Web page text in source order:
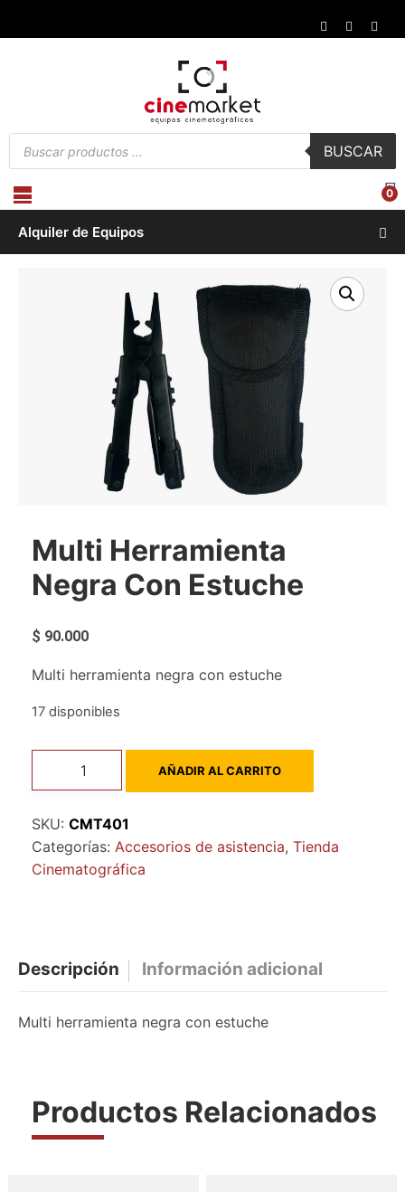
de
productos
BUSCAR
0
Alquiler de Equipos
Multi Herramienta
Negra Con Estuche
$ 90.000
Multi herramienta negra con estuche
17 disponibles
con
estuche
cantidad
AÑADIR AL CARRITO
SKU: CMT401
Categorías: Accesorios de asistencia, Tienda
Cinematográfica
Descripción Información adicional
Multi herramienta negra con estuche
Productos Relacionados